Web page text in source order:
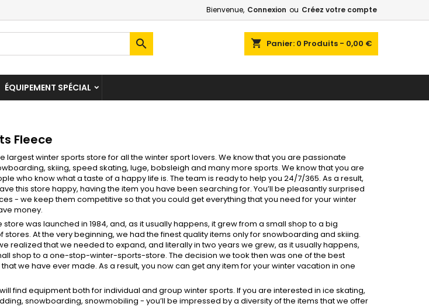
Bienvenue, Connexion ou Créez votre compte
shopping_cart Panier: 0 Produits - 0,00 €

ÉQUIPEMENT SPÉCIAL
Fleece
largest winter sports store for all the winter sport lovers. We know that you are passionate
skiing, speed skating, luge, bobsleigh and many more sports. We know that you are
who know what a taste of a happy life is. The team is ready to help you 24/7/365. As a result,
this store happy, having the item you have been searching for. You’ll be pleasantly surprised
- we keep them competitive so that you could get everything that you need for your winter
money.
store was launched in 1984, and, as it usually happens, it grew from a small shop to a big
stores. At the very beginning, we had the finest quality items only for snowboarding and skiing.
realized that we needed to expand, and literally in two years we grew, as it usually happens,
shop to a one-stop-winter-sports-store. The decision we took then was one of the best
we have ever made. As a result, you now can get any item for your winter vacation in one
find equipment both for individual and group winter sports. If you are interested in ice skating,
snowboarding, snowmobiling - you’ll be impressed by a diversity of the items that we offer